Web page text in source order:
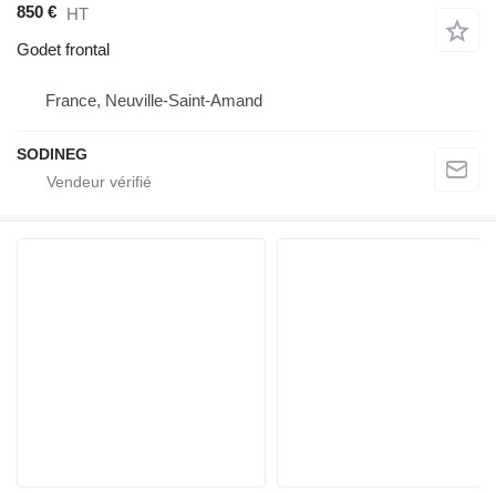
850 € HT
Godet frontal
France, Neuville-Saint-Amand
SODINEG